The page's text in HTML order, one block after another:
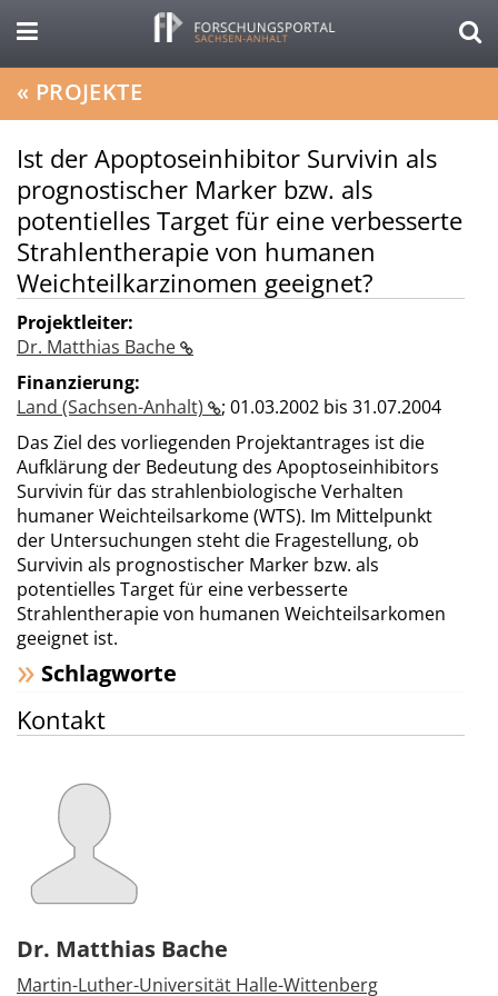
« PROJEKTE
Ist der Apoptoseinhibitor Survivin als
prognostischer Marker bzw. als
potentielles Target für eine verbesserte
Strahlentherapie von humanen
Weichteilkarzinomen geeignet?
Projektleiter:
Dr. Matthias Bache
Finanzierung:
Land (Sachsen-Anhalt)
; 01.03.2002 bis 31.07.2004
Das Ziel des vorliegenden Projektantrages ist die
Aufklärung der Bedeutung des Apoptoseinhibitors
Survivin für das strahlenbiologische Verhalten
humaner Weichteilsarkome (WTS). Im Mittelpunkt
der Untersuchungen steht die Fragestellung, ob
Survivin als prognostischer Marker bzw. als
potentielles Target für eine verbesserte
Strahlentherapie von humanen Weichteilsarkomen
geeignet ist.
Schlagworte
Kontakt
Dr. Matthias Bache
Martin-Luther-Universität Halle-Wittenberg